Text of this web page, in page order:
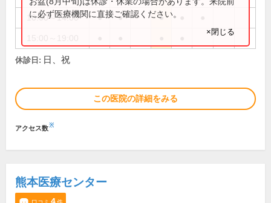
10:00～14:00 ● ● ●
に必ず医療機関に直接ご確認ください。
×閉じる
休診日: 日、祝
この医院の詳細をみる
アクセス数※
熊本医療センター